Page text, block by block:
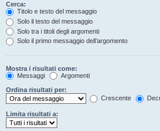
Cerca:
Titolo e testo del messaggio
Solo il testo del messaggio
Solo tra i titoli degli argomenti
Solo il primo messaggio dell’argomento
Mostra i risultati come:
Messaggi
Argomenti
Ordina risultati per:
Crescente
Limita risultati a: